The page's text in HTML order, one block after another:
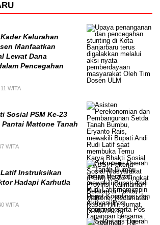
Kelurahan
Manfaatkan
Lewat Dana
Pencegahan
WITA
Sosial PSM Ke-23
Mattone Tanah
WITA
Instruksikan
Hadapi Karhutla
WITA